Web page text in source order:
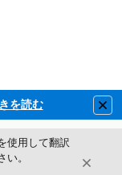
を読む
使用して翻訳
。
閉じる